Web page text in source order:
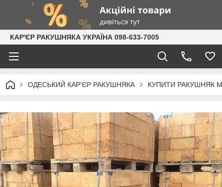
КАР'ЄР РАКУШНЯКА УКРАЇНА 098-633-7005
ОДЕСЬКИЙ КАР'ЄР РАКУШНЯКА КУПИТИ РАКУШНЯК